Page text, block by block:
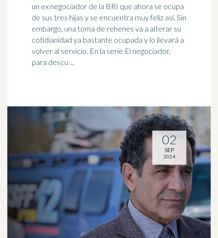
un ex negociador de la BRI que ahora se ocupa
de sus tres hijas y se encuentra muy feliz así. Sin
embargo, una toma de rehenes va a alterar su
cotidianidad ya bastante ocupada y lo llevará a
volver al servicio. En la serie El negociador,
para descu ...
02
SEP
2024